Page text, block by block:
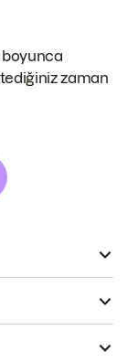
boyunca
zaman